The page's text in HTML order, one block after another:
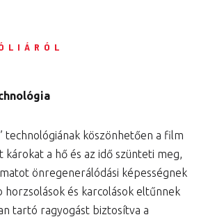
technológiának köszönhetően a film
a hő és az idő szünteti meg,
önregenerálódási képességnek
horzsolások és karcolások eltűnnek
tartó ragyogást biztosítva a